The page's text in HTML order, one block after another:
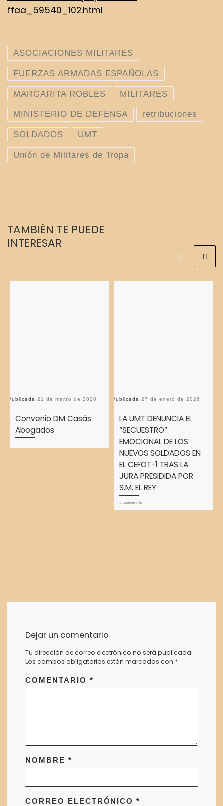
ffaa_59540_102.html
ASOCIACIONES MILITARES
FUERZAS ARMADAS ESPAÑOLAS
MARGARITA ROBLES MILITARES
MINISTERIO DE DEFENSA retribuciones
SOLDADOS UMT
Unión de Militares de Tropa
TAMBIÉN TE PUEDE
INTERESAR
Publicada21 de marzo de 2020
Convenio DM Casás
Abogados
Publicada27 de enero de 2026
LA UMT DENUNCIA EL
“SECUESTRO”
EMOCIONAL DE LOS
NUEVOS SOLDADOS EN
EL CEFOT-1 TRAS LA
JURA PRESIDIDA POR
S.M. EL REY
1 Comentario
Dejar un comentario
Tu dirección de correo electrónico no será publicada.
Los campos obligatorios están marcados con *
COMENTARIO*
NOMBRE*
CORREO ELECTRÓNICO*